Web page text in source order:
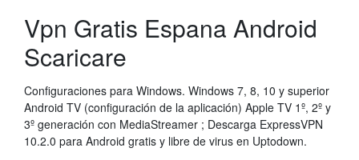
Vpn Gratis Espana Android
Scaricare
Configuraciones para Windows. Windows 7, 8, 10 y superior
Android TV (configuración de la aplicación) Apple TV 1º, 2º y
3º generación con MediaStreamer ; Descarga ExpressVPN
10.2.0 para Android gratis y libre de virus en Uptodown.